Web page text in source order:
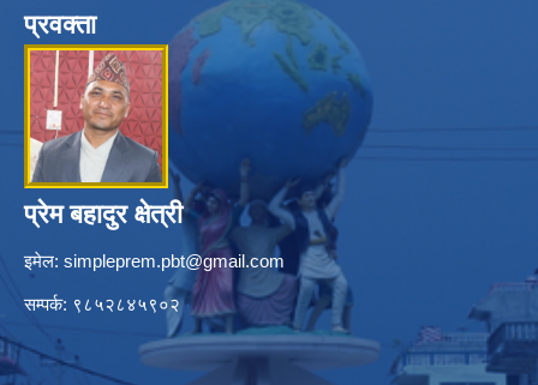
प्रवक्ता
प्रेम बहादुर क्षेत्री
इमेल: simpleprem.pbt@gmail.com
सम्पर्क: ९८५२८४५९०२